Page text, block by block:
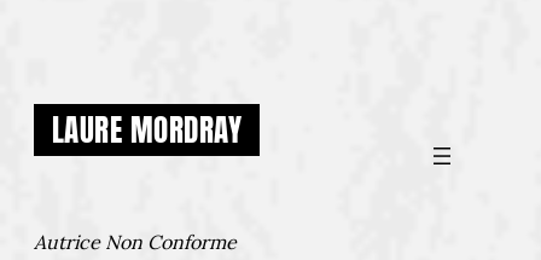
LAURE MORDRAY
Autrice Non Conforme